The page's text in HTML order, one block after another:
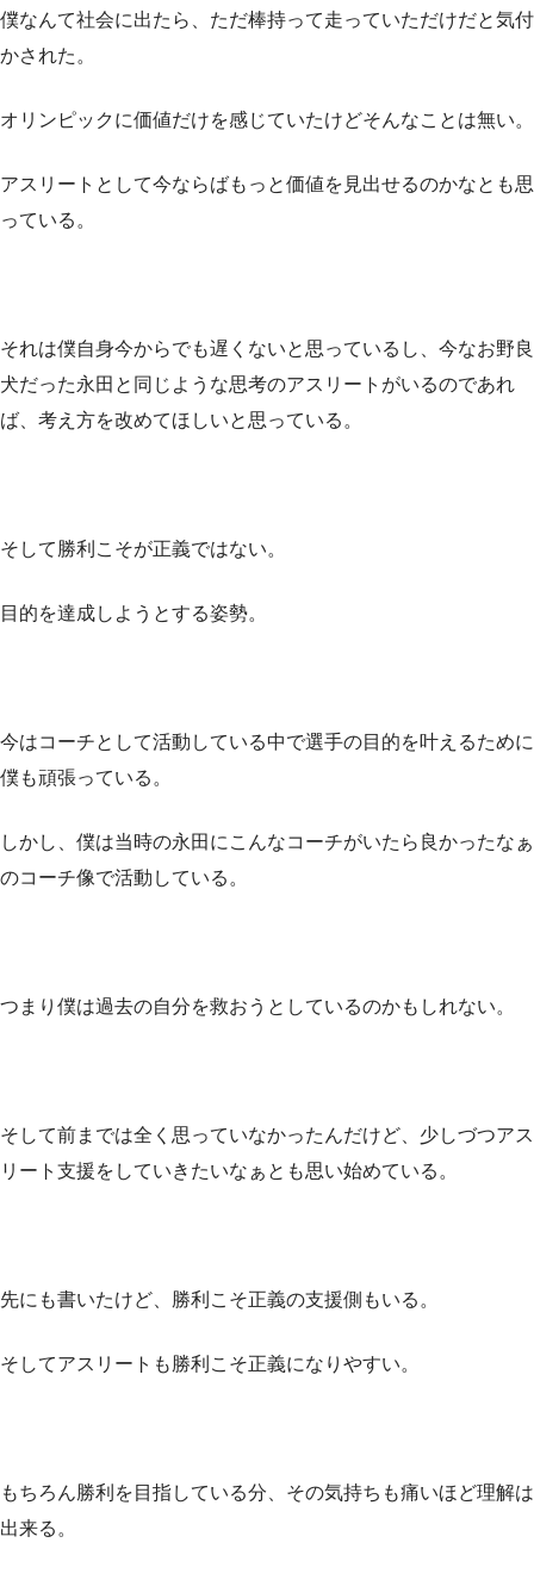
僕なんて社会に出たら、ただ棒持って走っていただけだと気付
かされた。
オリンピックに価値だけを感じていたけどそんなことは無い。
アスリートとして今ならばもっと価値を見出せるのかなとも思
っている。
それは僕自身今からでも遅くないと思っているし、今なお野良
犬だった永田と同じような思考のアスリートがいるのであれ
ば、考え方を改めてほしいと思っている。
そして勝利こそが正義ではない。
目的を達成しようとする姿勢。
今はコーチとして活動している中で選手の目的を叶えるために
僕も頑張っている。
しかし、僕は当時の永田にこんなコーチがいたら良かったなぁ
のコーチ像で活動している。
つまり僕は過去の自分を救おうとしているのかもしれない。
そして前までは全く思っていなかったんだけど、少しづつアス
リート支援をしていきたいなぁとも思い始めている。
先にも書いたけど、勝利こそ正義の支援側もいる。
そしてアスリートも勝利こそ正義になりやすい。
もちろん勝利を目指している分、その気持ちも痛いほど理解は
出来る。